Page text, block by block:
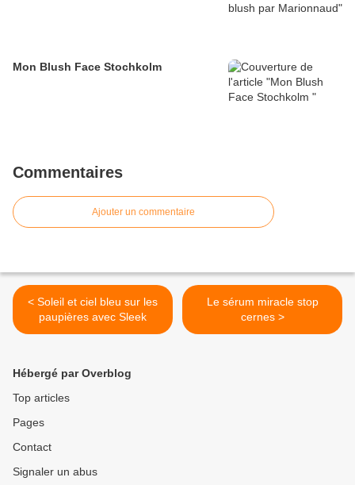
Mon Blush Face Stochkolm
Commentaires
Ajouter un commentaire
< Soleil et ciel bleu sur les
paupières avec Sleek
Le sérum miracle stop
cernes >
Hébergé par Overblog
Top articles
Pages
Contact
Signaler un abus